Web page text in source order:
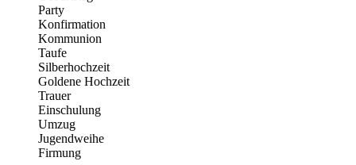
Party
Konfirmation
Kommunion
Taufe
Silberhochzeit
Goldene Hochzeit
Trauer
Einschulung
Umzug
Jugendweihe
Firmung